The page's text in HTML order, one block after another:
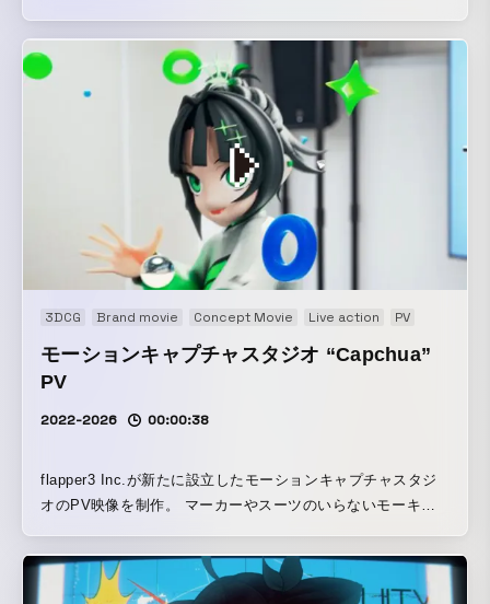
タイムラプスやスナップを徹底的に収集。その膨大な「綺
麗」をキーワードとしたカット群を、リズムと感情の流れに
合わせて精緻に編集・合成していくことで、日常風景が少し
ずつ色づき、心情とシンクロしていくような映像体験を生み
3DCG Brand movie Concept Movie Live action PV
モーションキャプチャスタジオ “Capchua”
PV
2022-2026 00:00:38
flapper3 Inc.が新たに設立したモーションキャプチャスタジ
オのPV映像を制作。 マーカーやスーツのいらないモーキャ
アルさをポップに映像化。すぐに拡張世界へとシフトでき
る、スタジオ自体のフットワークの軽さを全体で表現してい